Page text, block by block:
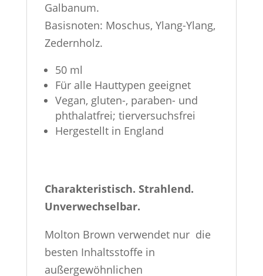
Galbanum.
Basisnoten: Moschus, Ylang-Ylang,
Zedernholz.
50 ml
Für alle Hauttypen geeignet
Vegan, gluten-, paraben- und
phthalatfrei; tierversuchsfrei
Hergestellt in England
Charakteristisch. Strahlend.
Unverwechselbar.
Molton Brown verwendet nur die
besten Inhaltsstoffe in
außergewöhnlichen